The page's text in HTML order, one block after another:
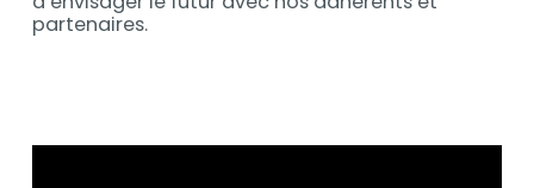
partenaires.